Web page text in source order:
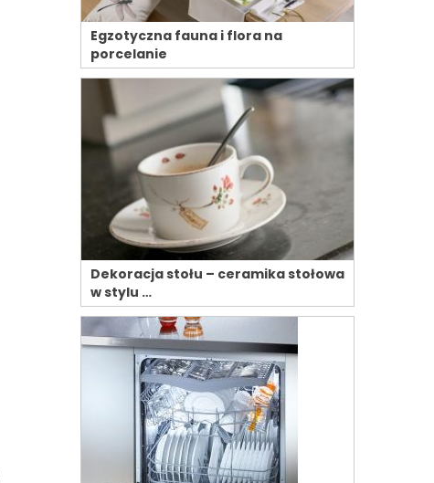
Egzotyczna fauna i flora na
porcelanie
Dekoracja stołu – ceramika stołowa
w stylu …